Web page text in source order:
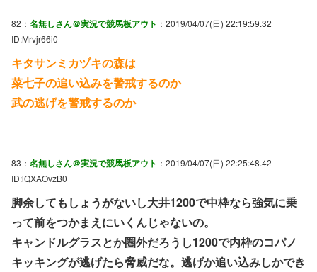
82： 名無しさん＠実況で競馬板アウト ：2019/04/07(日) 22:19:59.32
ID:Mrvjr66i0
キタサンミカヅキの森は
菜七子の追い込みを警戒するのか
武の逃げを警戒するのか
83： 名無しさん＠実況で競馬板アウト ：2019/04/07(日) 22:25:48.42
ID:lQXAOvzB0
脚余してもしょうがないし大井1200で中枠なら強気に乗
って前をつかまえにいくんじゃないの。
キャンドルグラスとか圏外だろうし1200で内枠のコパノ
キッキングが逃げたら脅威だな。逃げか追い込みしかでき